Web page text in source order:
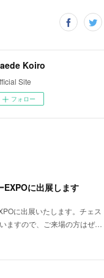
Koiro
Site
フォロー
EXPOに出展します
に出展いたします。チェス
ますので、ご来場の方はぜ…